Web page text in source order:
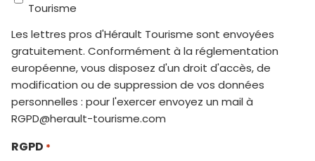
Tourisme
Les lettres pros d'Hérault Tourisme sont envoyées
gratuitement. Conformément à la réglementation
européenne, vous disposez d'un droit d'accès, de
modification ou de suppression de vos données
personnelles : pour l'exercer envoyez un mail à
RGPD@herault-tourisme.com
RGPD *